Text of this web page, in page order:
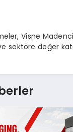
Visne
sektöre değer